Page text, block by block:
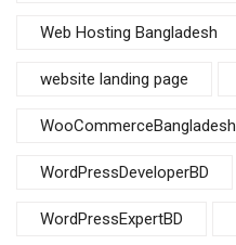
Web Hosting Bangladesh
website landing page
WooCommerceBangladesh
WordPressDeveloperBD
WordPressExpertBD